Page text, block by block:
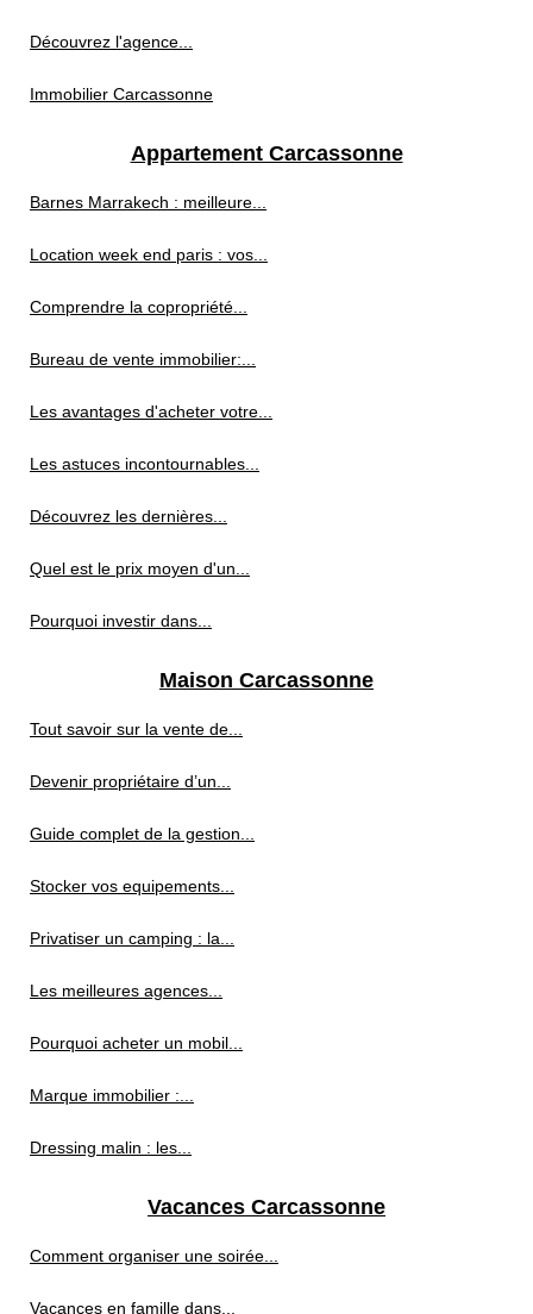
Découvrez l'agence...
Immobilier Carcassonne
Appartement Carcassonne
Barnes Marrakech : meilleure...
Location week end paris : vos...
Comprendre la copropriété...
Bureau de vente immobilier:...
Les avantages d'acheter votre...
Les astuces incontournables...
Découvrez les dernières...
Quel est le prix moyen d'un...
Pourquoi investir dans...
Maison Carcassonne
Tout savoir sur la vente de...
Devenir propriétaire d’un...
Guide complet de la gestion...
Stocker vos equipements...
Privatiser un camping : la...
Les meilleures agences...
Pourquoi acheter un mobil...
Marque immobilier :...
Dressing malin : les...
Vacances Carcassonne
Comment organiser une soirée...
Vacances en famille dans...